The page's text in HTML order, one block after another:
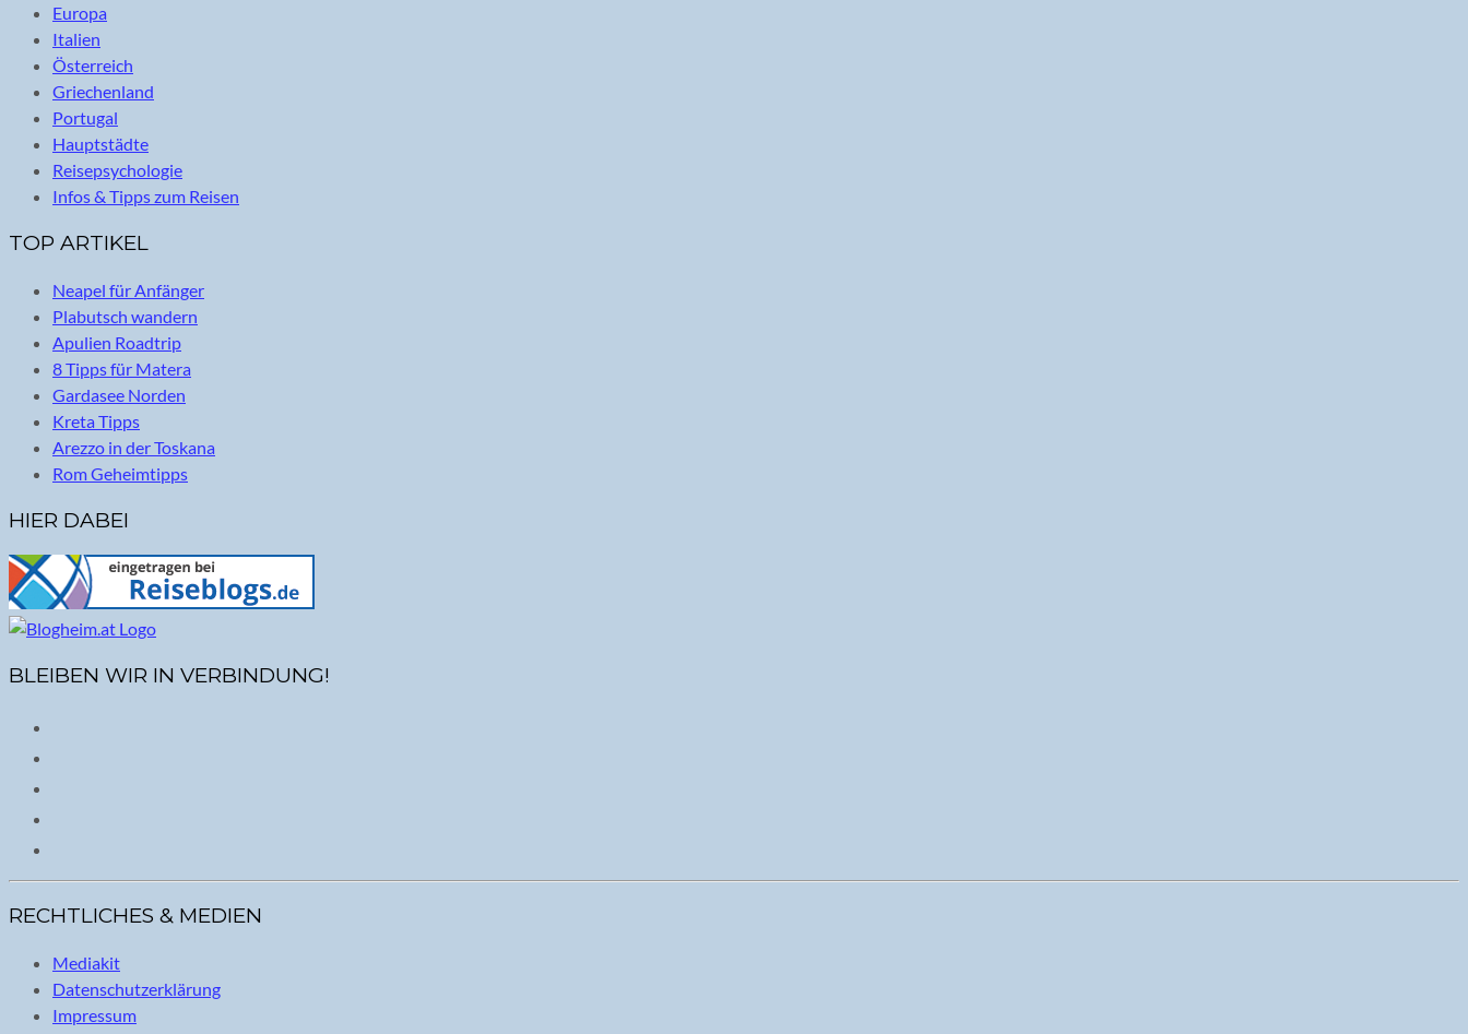
Europa
Italien
Österreich
Griechenland
Portugal
Hauptstädte
Reisepsychologie
Infos & Tipps zum Reisen
TOP ARTIKEL
Neapel für Anfänger
Plabutsch wandern
Apulien Roadtrip
8 Tipps für Matera
Gardasee Norden
Kreta Tipps
Arezzo in der Toskana
Rom Geheimtipps
HIER DABEI
BLEIBEN WIR IN VERBINDUNG!
RECHTLICHES & MEDIEN
Mediakit
Datenschutzerklärung
Impressum